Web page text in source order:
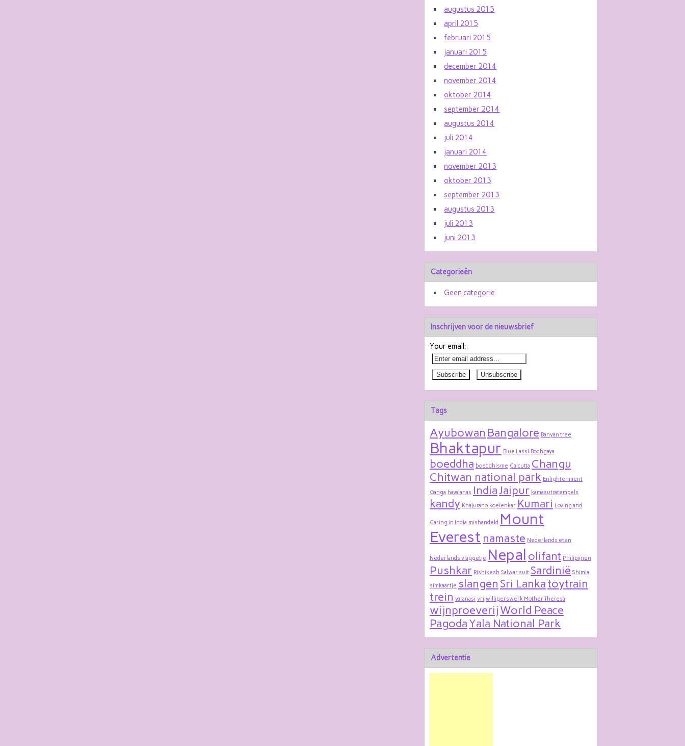
augustus 2015
april 2015
februari 2015
januari 2015
december 2014
november 2014
oktober 2014
september 2014
augustus 2014
juli 2014
januari 2014
november 2013
oktober 2013
september 2013
augustus 2013
juli 2013
juni 2013
Categorieën
Geen categorie
Inschrijven voor de nieuwsbrief
Your email:
Tags
Ayubowan Bangalore Banyan tree
Bhaktapur Blue Lassi Bodhgaya
boeddha boeddhisme Calcutta Changu
Chitwan national park Enlightenment
Ganga havaianas IndiaJaipur kamasutratempels
kandy Khajuraho koeienkar Kumari Loving and
Caring in India mishandeld Mount
Everest namaste Nederlands eten
Nederlands vlaggetje Nepal olifant Philipijnen
Pushkar Rishikesh Salwar suit Sardinië Shimla
simkaartje slangen Sri Lankatoytrain
trein varanasi vrijwilligerswerk Mother Theresa
wijnproeverijWorld Peace
PagodaYala National Park
Advertentie